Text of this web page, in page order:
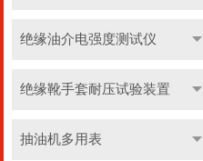
绝缘油介电强度测试仪
绝缘靴手套耐压试验装置
抽油机多用表